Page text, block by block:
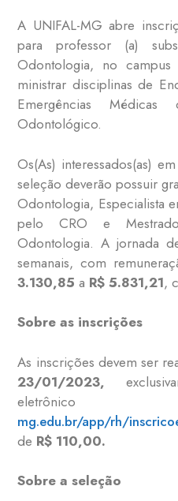
A UNIFAL-MG abre
para professor (a)
Odontologia, no
ministrar disciplinas de
Emergências
Odontológico.
Os(As) interessados(as)
seleção deverão possuir
Odontologia, Especialista
pelo CRO e
Odontologia. A jornada
semanais, com
3.130,85 a R$ 5.831,21,
Sobre as inscrições
As inscrições devem ser
23/01/2023,
mg.edu.br/app/rh/
de R$ 110,00.
Sobre a seleção